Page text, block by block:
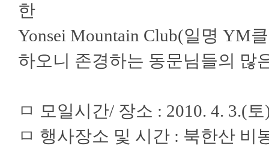
한
Yonsei Mountain Club(일명 YM
하오니 존경하는 동문님들의 많
ㅁ 모일시간/ 장소 : 2010. 4. 3.(
ㅁ 행사장소 및 시간 : 북한산 비